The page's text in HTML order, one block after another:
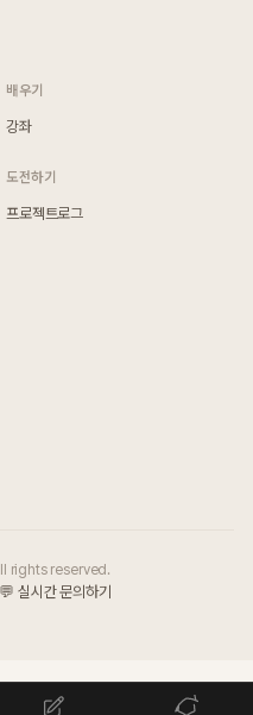
배우기
강좌
도전하기
프로젝트로그
rights reserved.
💬 실시간 문의하기